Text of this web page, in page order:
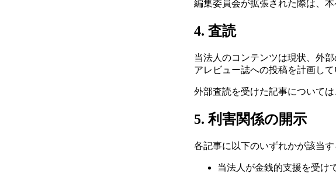
編集委員会が拡張された際は、
4. 査読
当法人のコンテンツは現状、外
アレビュー誌への投稿を計画し
外部査読を受けた記事について
5. 利害関係の開示
各記事に以下のいずれかが該当
当法人が金銭的支援を受け